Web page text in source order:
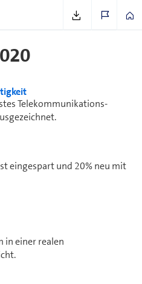
Tele­kommunikations­
eingespart und 20% neu mit
in einer realen